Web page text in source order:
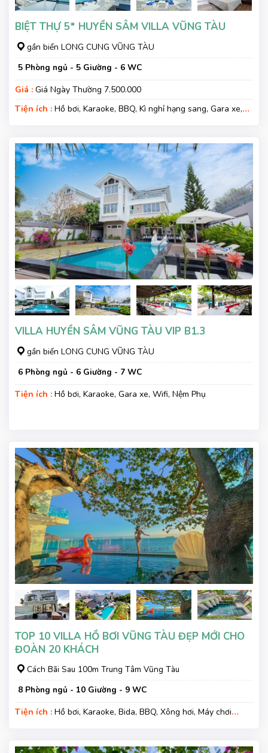
BIỆT THỰ 5* HUYỀN SÂM VILLA VŨNG TÀU
gần biển LONG CUNG VŨNG TÀU
5 Phòng ngủ - 5 Giường - 6 WC
Giá : Giá Ngày Thường 7.500.000
Tiện ích : Hồ bơi, Karaoke, BBQ, Kì nghỉ hạng sang, Gara xe,
VILLA HUYỀN SÂM VŨNG TÀU VIP B1.3
gần biển LONG CUNG VŨNG TÀU
6 Phòng ngủ - 6 Giường - 7 WC
Tiện ích : Hồ bơi, Karaoke, Gara xe, Wifi, Nệm Phụ
TOP 10 VILLA HỒ BƠI VŨNG TÀU ĐẸP MỚI CHO
ĐOÀN 20 KHÁCH
Cách Bãi Sau 100m Trung Tâm Vũng Tàu
8 Phòng ngủ - 10 Giường - 9 WC
Tiện ích : Hồ bơi, Karaoke, Bida, BBQ, Xông hơi, Máy chơi